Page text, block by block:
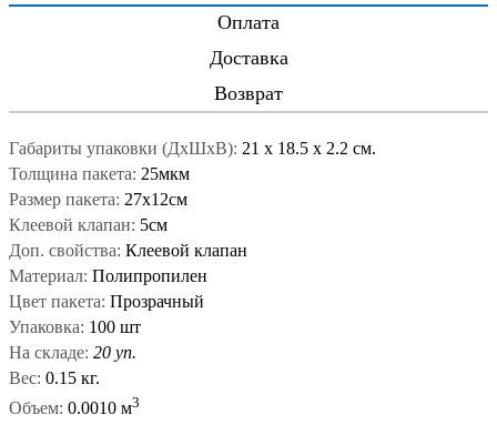
Оплата
Доставка
Возврат
Габариты упаковки (ДxШxВ): 21 x 18.5 x 2.2 см.
Толщина пакета: 25мкм
Размер пакета: 27x12см
Клеевой клапан: 5см
Доп. свойства: Клеевой клапан
Материал: Полипропилен
Цвет пакета: Прозрачный
Упаковка: 100 шт
На складе: 20 уп.
Вес: 0.15 кг.
Объем: 0.0010 м3